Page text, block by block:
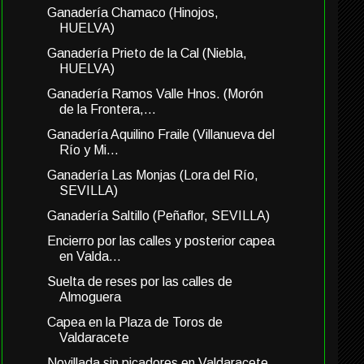
Ganadería Chamaco (Hinojos,
HUELVA)
Ganadería Prieto de la Cal (Niebla,
HUELVA)
Ganadería Ramos Valle Hnos. (Morón
de la Frontera,...
Ganadería Aquilino Fraile (Villanueva del
Río y Mi...
Ganadería Las Monjas (Lora del Río,
SEVILLA)
Ganadería Saltillo (Peñaflor, SEVILLA)
Encierro por las calles y posterior capea
en Valda...
Suelta de reses por las calles de
Almoguera
Capea en la Plaza de Toros de
Valdaracete